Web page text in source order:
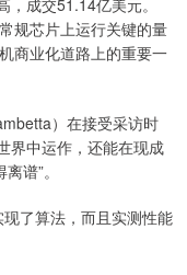
成交51.14亿美元。
规芯片上运行关键的量
商业化道路上的重要一
）在接受采访时
界中运作，还能在现成
谱”。
了算法，而且实测性能